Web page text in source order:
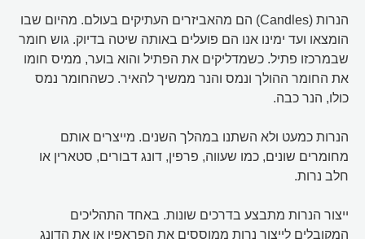
הנרות (Candles) הם מהאביזרים העתיקים בעולם. מהיום שבו
הומצאו ועד ימינו אנו הם פועלים באותה שיטה בדיוק. גוש חומר
שבמרכזו פתיל. כשמדליקים את הפתיל והוא בוער, ממיס חומו
את החומר ההולך ונמס והנר ממשיך להאיר. כשהחומר נמס
כולו, הנר כבה.
הנרות כמעט ולא השתנו במהלך השנים. מייצרים אותם
מחומרים שונים, כמו שעווה, פרפין, דונג דבורים, סטארין או
חלב נרות.
ייצור הנרות מתבצע בדרכים שונות. באחד התהליכים
המקובלים לייצור נרות ממוססים את הפראפין או את הדונג